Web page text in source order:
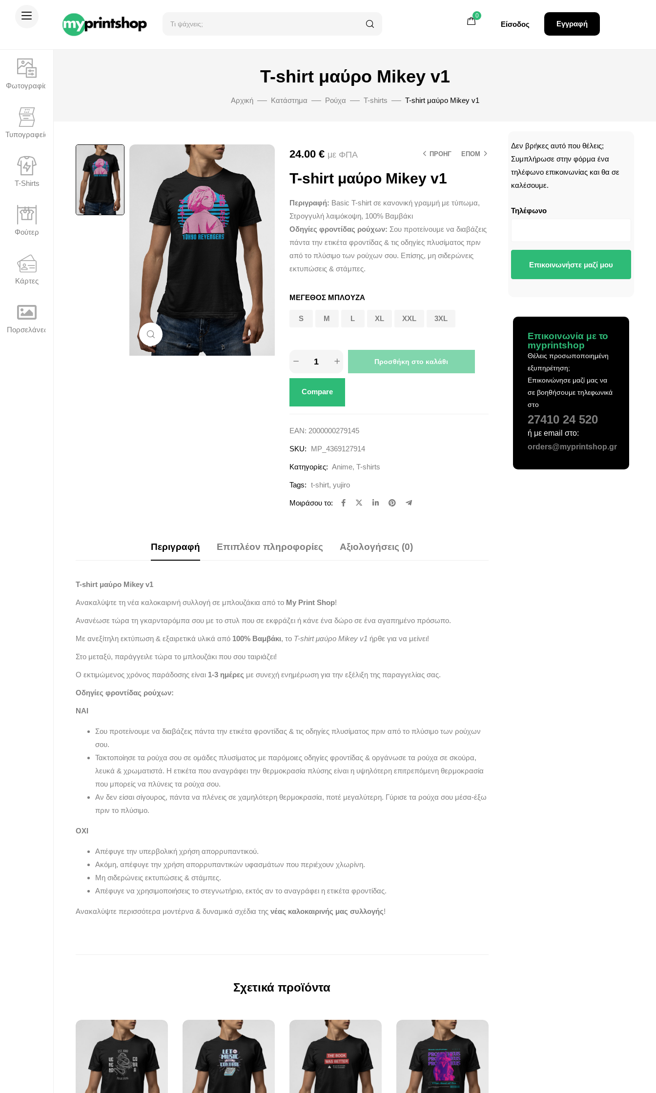
0
Είσοδος Εγγραφή
0
Είσοδος Εγγραφή
Φωτογραφία
Τυπογραφείο
T-Shirts
Φούτερ
Κάρτες
Πορσελάνες
T-shirt μαύρο Mikey v1
Αρχική Κατάστημα Ρούχα T-shirts T-shirt μαύρο Mikey v1
Μεγέθυνση
ΠΡΟΗΓ ΕΠΟΜ
24.00 € με ΦΠΑ
T-shirt μαύρο Mikey v1
Περιγραφή: Basic T-shirt σε κανονική γραμμή με τύπωμα,
Στρογγυλή λαιμόκοψη, 100% Βαμβάκι
Οδηγίες φροντίδας ρούχων: Σου προτείνουμε να διαβάζεις
πάντα την ετικέτα φροντίδας & τις οδηγίες πλυσίματος πριν
από το πλύσιμο των ρούχων σου. Επίσης, μη σιδερώνεις
εκτυπώσεις & στάμπες.
ΜΕΓΕΘΟΣ ΜΠΛΟΥΖΑ
S M L XL XXL 3XL
Προσθήκη στο καλάθι
Compare
EAN: 2000000279145
SKU: MP_4369127914
Κατηγορίες: Anime, T-shirts
Tags: t-shirt, yujiro
Μοιράσου το:
Περιγραφή Επιπλέον πληροφορίες Αξιολογήσεις (0)
T-shirt μαύρο Mikey v1
Ανακαλύψτε τη νέα καλοκαιρινή συλλογή σε μπλουζάκια από το My Print Shop!
Ανανέωσε τώρα τη γκαρνταρόμπα σου με το στυλ που σε εκφράζει ή κάνε ένα δώρο σε ένα αγαπημένο πρόσωπο.
Με ανεξίτηλη εκτύπωση & εξαιρετικά υλικά από 100% Βαμβάκι, το T-shirt μαύρο Mikey v1 ήρθε για να μείνει!
Στο μεταξύ, παράγγειλε τώρα το μπλουζάκι που σου ταιριάζει!
Ο εκτιμώμενος χρόνος παράδοσης είναι 1-3 ημέρες με συνεχή ενημέρωση για την εξέλιξη της παραγγελίας σας.
Οδηγίες φροντίδας ρούχων:
ΝΑΙ
Σου προτείνουμε να διαβάζεις πάντα την ετικέτα φροντίδας & τις οδηγίες πλυσίματος πριν από το πλύσιμο των ρούχων
σου.
Τακτοποίησε τα ρούχα σου σε ομάδες πλυσίματος με παρόμοιες οδηγίες φροντίδας & οργάνωσε τα ρούχα σε σκούρα,
λευκά & χρωματιστά. Η ετικέτα που αναγράφει την θερμοκρασία πλύσης είναι η υψηλότερη επιτρεπόμενη θερμοκρασία
που μπορείς να πλύνεις τα ρούχα σου.
Αν δεν είσαι σίγουρος, πάντα να πλένεις σε χαμηλότερη θερμοκρασία, ποτέ μεγαλύτερη. Γύρισε τα ρούχα σου μέσα-έξω
πριν το πλύσιμο.
ΟΧΙ
Απέφυγε την υπερβολική χρήση απορρυπαντικού.
Ακόμη, απέφυγε την χρήση απορρυπαντικών υφασμάτων που περιέχουν χλωρίνη.
Μη σιδερώνεις εκτυπώσεις & στάμπες.
Απέφυγε να χρησιμοποιήσεις το στεγνωτήριο, εκτός αν το αναγράφει η ετικέτα φροντίδας.
Ανακαλύψτε περισσότερα μοντέρνα & δυναμικά σχέδια της νέας καλοκαιρινής μας συλλογής!
Σχετικά προϊόντα
Δεν βρήκες αυτό που θέλεις;
Συμπλήρωσε στην φόρμα ένα
τηλέφωνο επικοινωνίας και θα σε
καλέσουμε.
Τηλέφωνο
Επικοινωνήστε μαζί μου
Επικοινωνία με το
myprintshop
Θέλεις προσωποποιημένη
εξυπηρέτηση;
Επικοινώνησε μαζί μας να
σε βοηθήσουμε τηλεφωνικά
στο
27410 24 520
ή με email στο:
orders@myprintshop.gr